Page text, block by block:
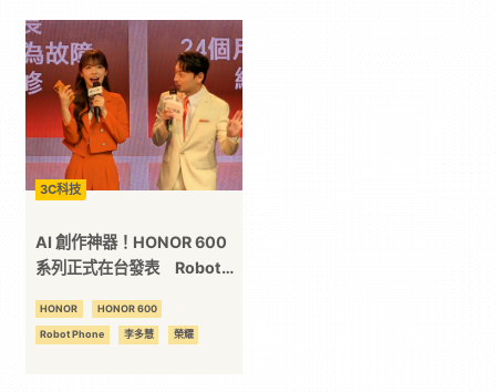
漫
二
次
元
｜
3C科技
AI 創作神器！HONOR 600
系列正式在台發表 Robot
HONOR HONOR 600
Robot Phone 李多慧 榮耀